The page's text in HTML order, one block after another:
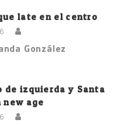
late en el centro
González
de izquierda y Santa
age